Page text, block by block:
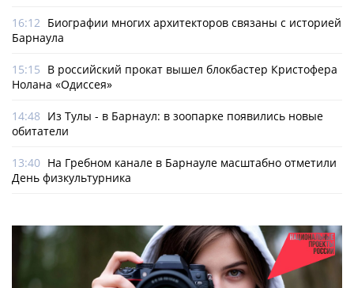
16:12 Биографии многих архитекторов связаны с историей
Барнаула
15:15 В российский прокат вышел блокбастер Кристофера
Нолана «Одиссея»
14:48 Из Тулы - в Барнаул: в зоопарке появились новые
обитатели
13:40 На Гребном канале в Барнауле масштабно отметили
День физкультурника